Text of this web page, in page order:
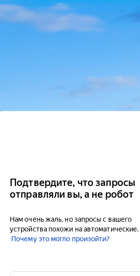
Подтвердите, что запросы
отправляли вы, а не робот
Нам очень жаль, но запросы с вашего
устройства похожи на автоматические.
Почему это могло произойти?